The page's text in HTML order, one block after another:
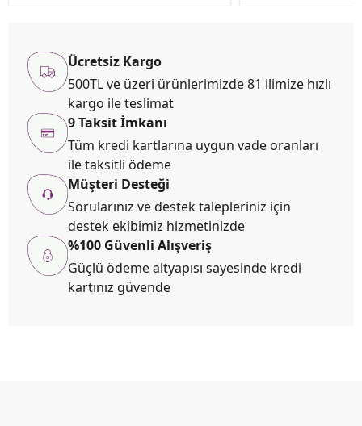
Ücretsiz Kargo
500TL ve üzeri ürünlerimizde 81 ilimize hızlı
kargo ile teslimat
9 Taksit İmkanı
Tüm kredi kartlarına uygun vade oranları
ile taksitli ödeme
Müşteri Desteği
Sorularınız ve destek talepleriniz için
destek ekibimiz hizmetinizde
%100 Güvenli Alışveriş
Güçlü ödeme altyapısı sayesinde kredi
kartınız güvende